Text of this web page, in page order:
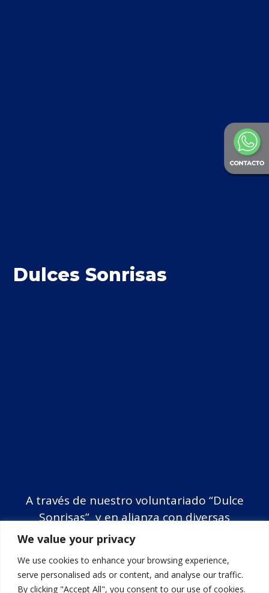
We value your privacy
We use cookies to enhance your browsing experience,
serve personalised ads or content, and analyse our traffic.
By clicking "Accept All", you consent to our use of cookies.
Dulces Sonrisas
A través de nuestro voluntariado “Dulce
Sonrisas” y en alianza con diversas
asociaciones civiles y causas que trabajan
con niñas y niños, llevamos juguetes que
colaboradores de Grupo Lomas y Lomas
Hospitality donan cada año.